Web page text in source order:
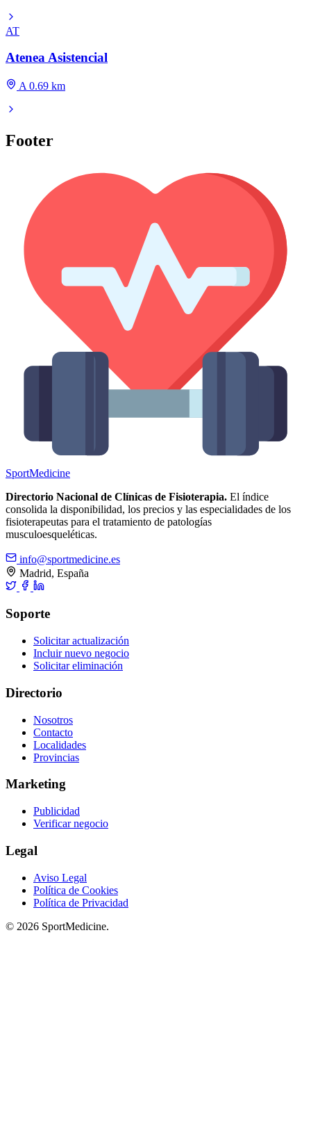
AT
Atenea Asistencial
A 0.69 km
Footer
SportMedicine
Directorio Nacional de Clínicas de Fisioterapia. El índice
consolida la disponibilidad, los precios y las especialidades de los
fisioterapeutas para el tratamiento de patologías
musculoesqueléticas.
info@sportmedicine.es
Madrid, España
Soporte
Solicitar actualización
Incluir nuevo negocio
Solicitar eliminación
Directorio
Nosotros
Contacto
Localidades
Provincias
Marketing
Publicidad
Verificar negocio
Legal
Aviso Legal
Política de Cookies
Política de Privacidad
© 2026 SportMedicine.